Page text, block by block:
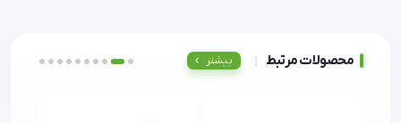
محصولات مرتبط بیشتر